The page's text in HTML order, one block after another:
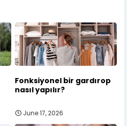
Fonksiyonel bir gardırop
nasıl yapılır?
June 17, 2026